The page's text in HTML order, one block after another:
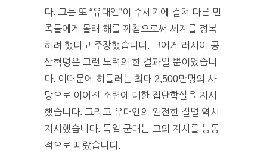
다. 그는 또 “유대인”이 수세기에 걸쳐 다른 민
족들에게 몰래 해를 끼침으로써 세계를 정복
하려 했다고 주장했습니다. 그에게 러시아 공
산혁명은 그런 노력의 한 결과일 뿐이었습니
다. 이때문에 히틀러는 최대 2,500만명의 사
망으로 이어진 소련에 대한 집단학살을 지시
했습니다. 그리고 유대인의 완전한 절멸 역시
지시했습니다. 독일 군대는 그의 지시를 능동
적으로 따랐습니다.